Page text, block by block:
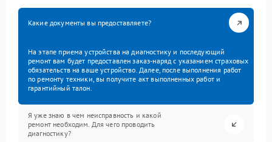
Какие документы вы предоставляете?
На этапе приема устройства на диагностику и последующий
ремонт вам будет предоставлен заказ-наряд с указанием страховых
обязательств на ваше устройство. Далее, после выполнения работ
по ремонту техники, вы получите акт выполненных работ и
гарантийный талон.
Я уже знаю в чем неисправность и какой
ремонт необходим. Для чего проводить
диагностику?